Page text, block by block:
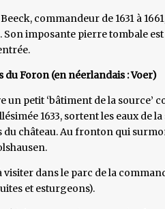
commandeur de 1631 à
Son imposante pierre tombale
du Foron (en néerlandais : Voer)
un petit ‘bâtiment de la
1633, sortent les eaux de
château. Au fronton qui
visiter dans le parc de la
et esturgeons).